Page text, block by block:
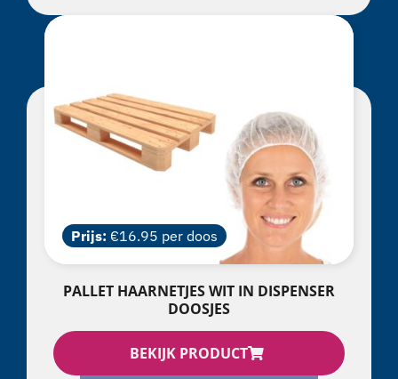
Prijs: €16.95 per doos
PALLET HAARNETJES WIT IN DISPENSER
DOOSJES
BEKIJK PRODUCT